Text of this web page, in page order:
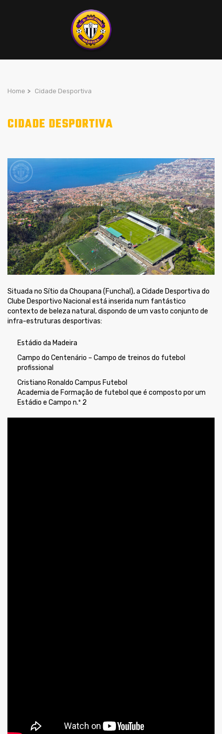
Home > Cidade Desportiva
CIDADE DESPORTIVA
Situada no Sítio da Choupana (Funchal), a Cidade Desportiva do
Clube Desportivo Nacional está inserida num fantástico
contexto de beleza natural, dispondo de um vasto conjunto de
infra-estruturas desportivas:
Estádio da Madeira
Campo do Centenário – Campo de treinos do futebol
profissional
Cristiano Ronaldo Campus Futebol
Academia de Formação de futebol que é composto por um
Estádio e Campo n.º 2